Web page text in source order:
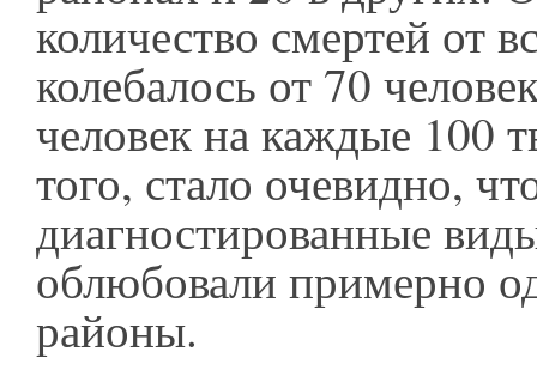
количество смертей от
колебалось от 70
человек на каждые 100
того, стало очевидно,
диагностированные
облюбовали примерно
районы.